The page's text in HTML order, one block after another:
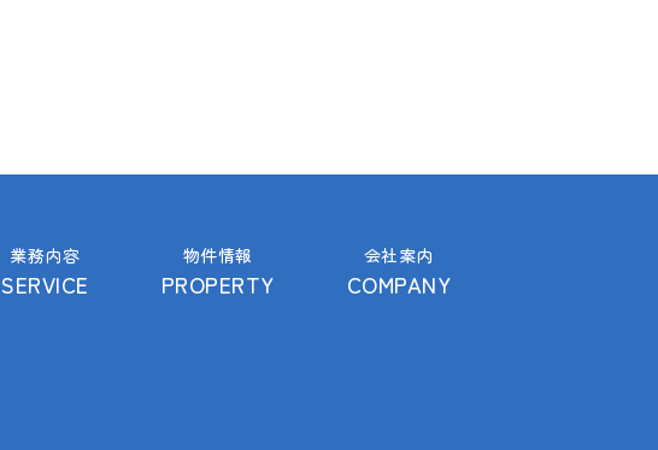
業務内容
SERVICE
物件情報
PROPERTY
会社案内
COMPANY